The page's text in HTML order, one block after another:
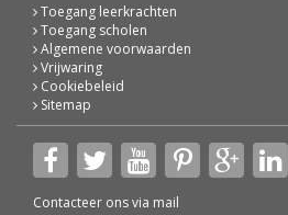
Toegang leerkrachten
Toegang scholen
Algemene voorwaarden
Vrijwaring
Cookiebeleid
Sitemap
Contacteer ons via mail